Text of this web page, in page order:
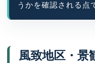
うかを確認される点
風致地区・景